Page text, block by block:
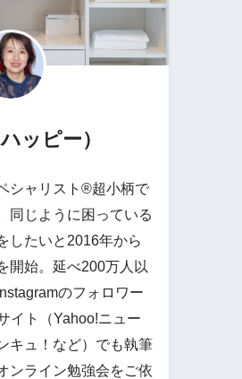
ッピー）
シャリスト®︎超小柄で
同じように困っている
したいと2016年から
開始。延べ200万人以
のフォロワー
イト（Yahoo!ニュー
キュ！など）でも執筆
ンライン勉強会をご依